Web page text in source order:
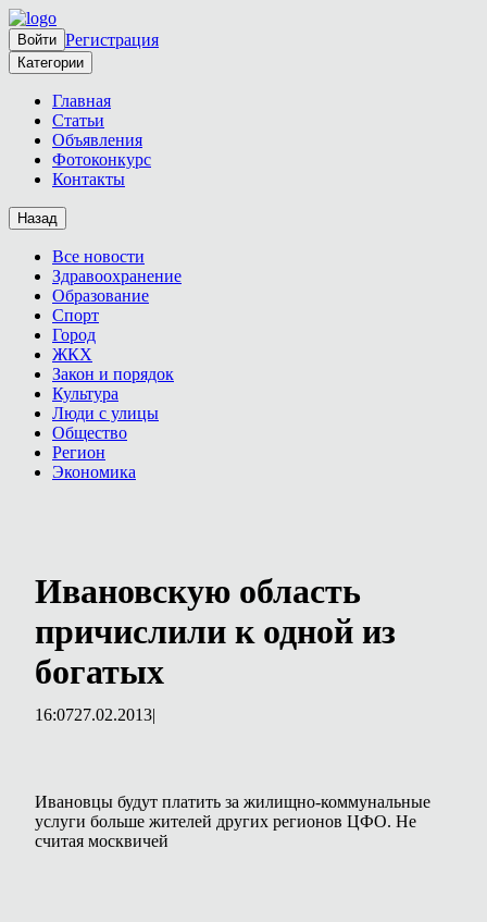
Войти Регистрация
Категории
Главная
Статьи
Объявления
Фотоконкурс
Контакты
Назад
Все новости
Здравоохранение
Образование
Спорт
Город
ЖКХ
Закон и порядок
Культура
Люди с улицы
Общество
Регион
Экономика
Ивановскую область
причислили к одной из
богатых
16:0727.02.2013|
Ивановцы будут платить за жилищно-коммунальные
услуги больше жителей других регионов ЦФО. Не
считая москвичей